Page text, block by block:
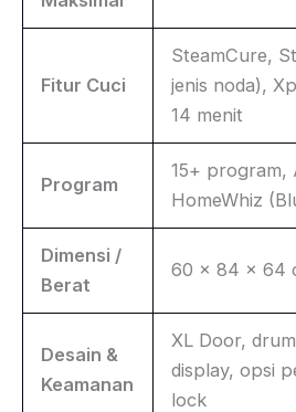
Fitur Cuci
SteamCure,
jenis noda),
14 menit
Program
15+ program,
HomeWhiz
Dimensi /
Berat
60 × 84 × 64
Desain &
Keamanan
XL Door,
display, opsi
lock